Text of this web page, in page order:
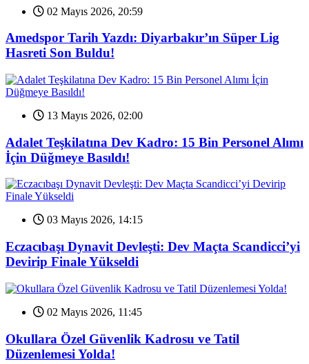
02 Mayıs 2026, 20:59
Amedspor Tarih Yazdı: Diyarbakır’ın Süper Lig
Hasreti Son Buldu!
13 Mayıs 2026, 02:00
Adalet Teşkilatına Dev Kadro: 15 Bin Personel Alımı
İçin Düğmeye Basıldı!
03 Mayıs 2026, 14:15
Eczacıbaşı Dynavit Devleşti: Dev Maçta Scandicci’yi
Devirip Finale Yükseldi
02 Mayıs 2026, 11:45
Okullara Özel Güvenlik Kadrosu ve Tatil
Düzenlemesi Yolda!